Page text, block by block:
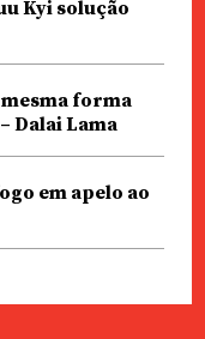
Kyi solução
forma
Dalai Lama
em apelo ao